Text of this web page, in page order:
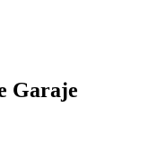
Garaje